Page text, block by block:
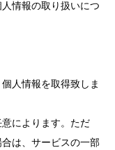
情報の取り扱いにつ
人情報を取得致しま
によります。ただ
は、サービスの一部